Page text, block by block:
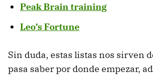
Peak Brain training
Leo’s Fortune
Sin duda, estas listas nos sirven
pasa saber por donde empezar,